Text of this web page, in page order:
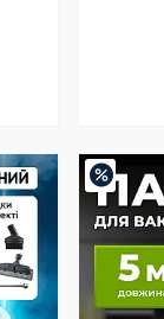
–32%